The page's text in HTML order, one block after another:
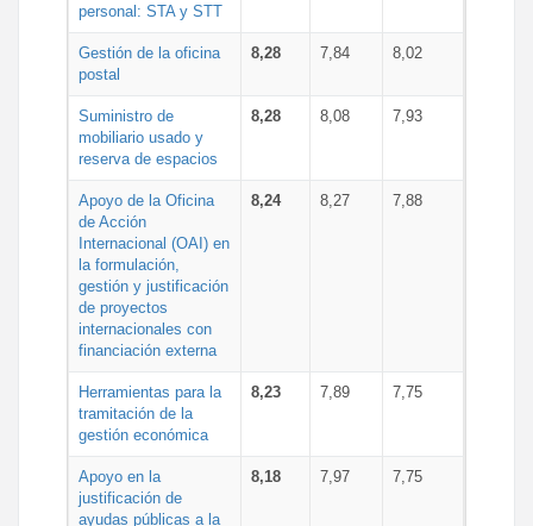
personal: STA y STT
Gestión de la oficina
postal
8,28 7,84 8,02
Suministro de
mobiliario usado y
reserva de espacios
8,28 8,08 7,93
Apoyo de la Oficina
de Acción
Internacional (OAI) en
la formulación,
gestión y justificación
de proyectos
internacionales con
financiación externa
8,24 8,27 7,88
Herramientas para la
tramitación de la
gestión económica
8,23 7,89 7,75
Apoyo en la
justificación de
ayudas públicas a la
8,18 7,97 7,75